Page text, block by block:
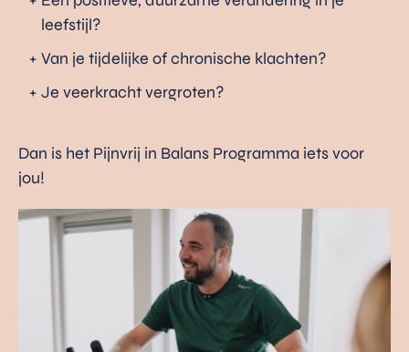
leefstijl?
Van je tijdelijke of chronische klachten?
Je veerkracht vergroten?
Dan is het Pijnvrij in Balans Programma iets voor
jou!